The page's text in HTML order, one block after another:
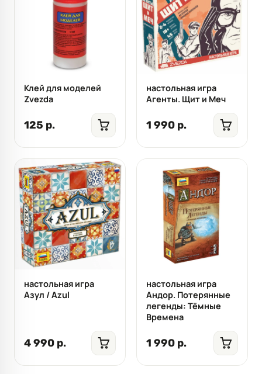
Клей для моделей
Zvezda
125 р.
настольная игра
Агенты. Щит и Меч
1 990 р.
настольная игра
Азул / Azul
4 990 р.
настольная игра
Андор. Потерянные
легенды: Тёмные
Времена
1 990 р.